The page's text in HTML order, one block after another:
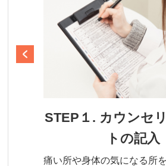
STEP１. カウンセ
トの記入
痛い所や身体の気になる所